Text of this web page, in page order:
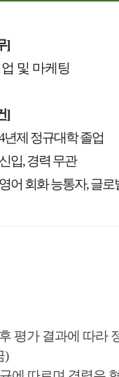
]
및 마케팅
]
년제 정규대학 졸업
신입, 경력 무관
영어 회화 능통자, 글로
평가 결과에 따라
)